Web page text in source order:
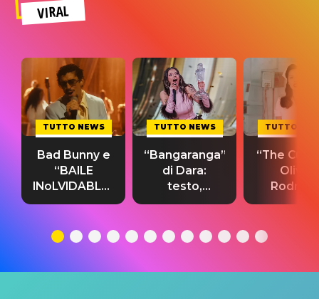
VIRAL
TUTTO NEWS
Bad Bunny e
“BAILE
INoLVIDABLE”:
testo,
significato
TUTTO NEWS
“Bangaranga”
di Dara:
testo,
traduzione e
del singolo
TUTTO
“The
Olivia
testo,